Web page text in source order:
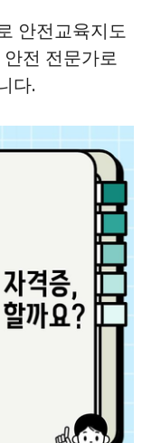
안전교육지도
전 전문가로
다.